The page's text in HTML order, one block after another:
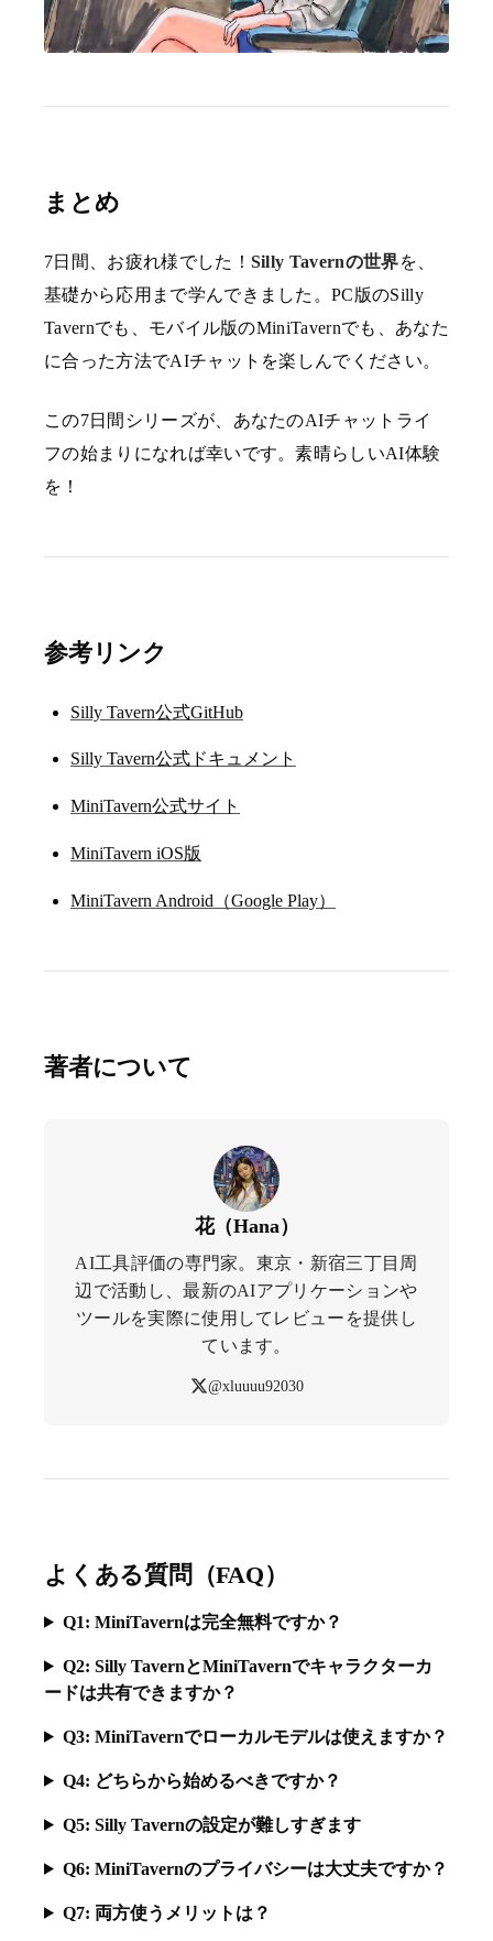
まとめ
7日間、お疲れ様でした！ Silly Tavernの世界を、
基礎から応用まで学んできました。PC版のSilly
Tavernでも、モバイル版のMiniTavernでも、あなた
に合った方法でAIチャットを楽しんでください。
この7日間シリーズが、あなたのAIチャットライ
フの始まりになれば幸いです。素晴らしいAI体験
を！
参考リンク
Silly Tavern公式GitHub
Silly Tavern公式ドキュメント
MiniTavern公式サイト
MiniTavern iOS版
MiniTavern Android（Google Play）
著者について
花（Hana）
AI工具評価の専門家。東京・新宿三丁目周
辺で活動し、最新のAIアプリケーションや
ツールを実際に使用してレビューを提供し
ています。
@xluuuu92030
よくある質問（FAQ）
Q1: MiniTavernは完全無料ですか？
Q2: Silly TavernとMiniTavernでキャラクターカ
ードは共有できますか？
Q3: MiniTavernでローカルモデルは使えますか？
Q4: どちらから始めるべきですか？
Q5: Silly Tavernの設定が難しすぎます
Q6: MiniTavernのプライバシーは大丈夫ですか？
Q7: 両方使うメリットは？